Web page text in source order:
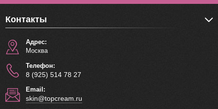
Контакты
Адрес:
Москва
Телефон:
8 (925) 514 78 27
Email:
skin@topcream.ru